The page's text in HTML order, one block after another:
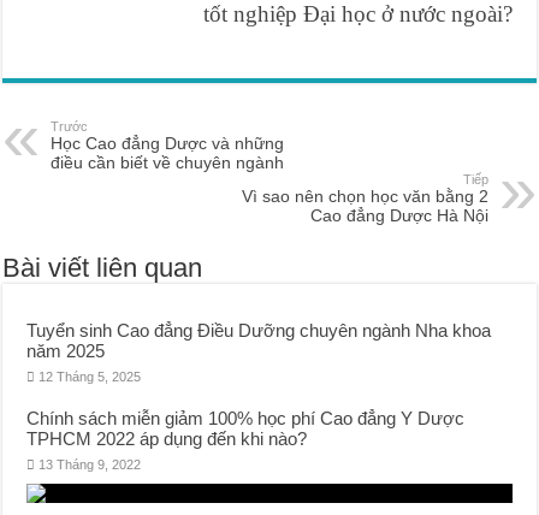
tốt nghiệp Đại học ở nước ngoài?
Trước
Học Cao đẳng Dược và những
điều cần biết về chuyên ngành
Tiếp
Vì sao nên chọn học văn bằng 2
Cao đẳng Dược Hà Nội
Bài viết liên quan
Tuyển sinh Cao đẳng Điều Dưỡng chuyên ngành Nha khoa
năm 2025
12 Tháng 5, 2025
Chính sách miễn giảm 100% học phí Cao đẳng Y Dược
TPHCM 2022 áp dụng đến khi nào?
13 Tháng 9, 2022